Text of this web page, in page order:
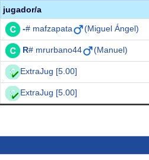
jugador/a
-# mafzapata (Miguel Ángel)
R# mrurbano44 (Manuel)
ExtraJug [5.00]
ExtraJug [5.00]